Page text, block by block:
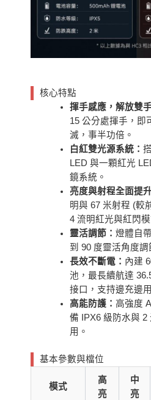
核心特點
揮手感應，解放雙手
15 公分處揮手，即
滅，事半功倍。
白紅雙光源系統：
LED 與一顆紅光
鏡系統。
亮度與射程全面提升
明與 67 米射程 (較
4 流明紅光與紅閃模
靈活調節： 燈體自
到 90 度靈活角度調
長效不斷電： 內建
池，最長續航達
接口，支持邊充邊
高能防護： 高強度
備 IPX6 級防水與 2
用。
基本參數與檔位
模式
高
亮
中
亮